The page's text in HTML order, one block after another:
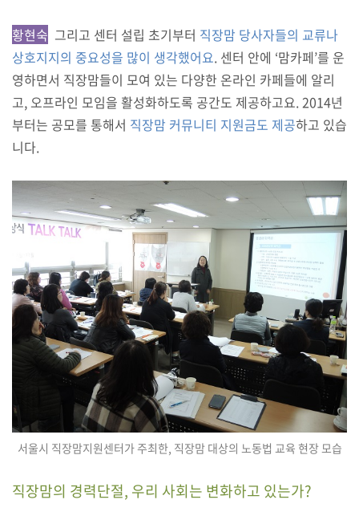
황현숙 그리고 센터 설립 초기부터 직장맘 당사자들의 교류나
상호지지의 중요성을 많이 생각했어요. 센터 안에 ‘맘카페’를 운
영하면서 직장맘들이 모여 있는 다양한 온라인 카페들에 알리
고, 오프라인 모임을 활성화하도록 공간도 제공하고요. 2014년
부터는 공모를 통해서 직장맘 커뮤니티 지원금도 제공하고 있습
니다.
서울시 직장맘지원센터가 주최한, 직장맘 대상의 노동법 교육 현장 모습
직장맘의 경력단절, 우리 사회는 변화하고 있는가?